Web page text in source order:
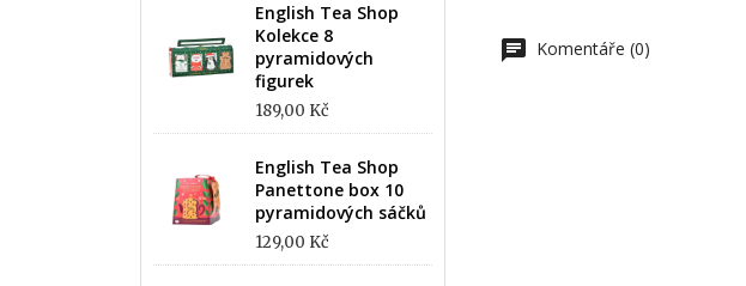
English Tea Shop
Kolekce 8
pyramidových
figurek
189,00 Kč
English Tea Shop
Panettone box 10
pyramidových sáčků
129,00 Kč
Komentáře (0)